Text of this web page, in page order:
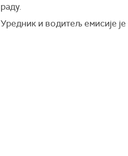
раду.
Уредник и водитељ емисије је